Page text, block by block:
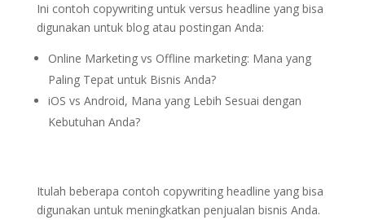
Ini contoh copywriting untuk versus headline yang bisa
digunakan untuk blog atau postingan Anda:
Online Marketing vs Offline marketing: Mana yang
Paling Tepat untuk Bisnis Anda?
iOS vs Android, Mana yang Lebih Sesuai dengan
Kebutuhan Anda?
Itulah beberapa contoh copywriting headline yang bisa
digunakan untuk meningkatkan penjualan bisnis Anda.